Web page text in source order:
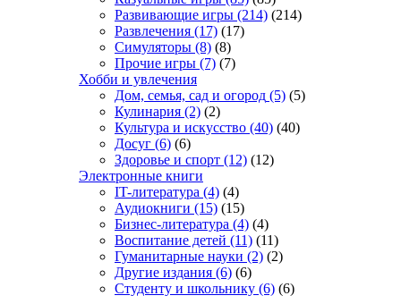
Развивающие игры (214) (214)
Развлечения (17) (17)
Симуляторы (8) (8)
Прочие игры (7) (7)
Хобби и увлечения
Дом, семья, сад и огород (5) (5)
Кулинария (2) (2)
Культура и искусство (40) (40)
Досуг (6) (6)
Здоровье и спорт (12) (12)
Электронные книги
IT-литература (4) (4)
Аудиокниги (15) (15)
Бизнес-литература (4) (4)
Воспитание детей (11) (11)
Гуманитарные науки (2) (2)
Другие издания (6) (6)
Студенту и школьнику (6) (6)